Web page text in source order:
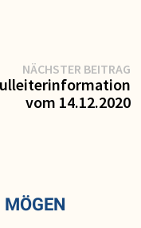
NÄCHSTER BEITRAG
vom 14.12.2020